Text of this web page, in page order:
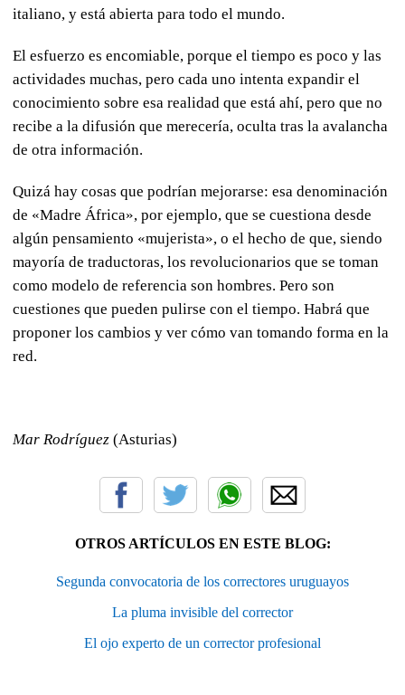
italiano, y está abierta para todo el mundo.
El esfuerzo es encomiable, porque el tiempo es poco y las
actividades muchas, pero cada uno intenta expandir el
conocimiento sobre esa realidad que está ahí, pero que no
recibe a la difusión que merecería, oculta tras la avalancha
de otra información.
Quizá hay cosas que podrían mejorarse: esa denominación
de «Madre África», por ejemplo, que se cuestiona desde
algún pensamiento «mujerista», o el hecho de que, siendo
mayoría de traductoras, los revolucionarios que se toman
como modelo de referencia son hombres. Pero son
cuestiones que pueden pulirse con el tiempo. Habrá que
proponer los cambios y ver cómo van tomando forma en la
red.
Mar Rodríguez (Asturias)
OTROS ARTÍCULOS EN ESTE BLOG:
Segunda convocatoria de los correctores uruguayos
La pluma invisible del corrector
El ojo experto de un corrector profesional